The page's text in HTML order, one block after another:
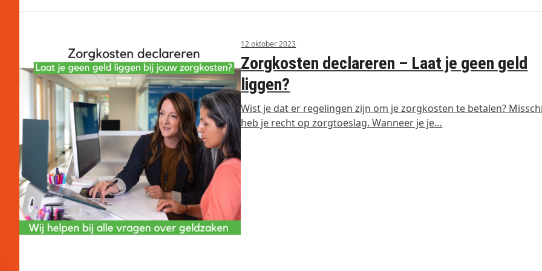
12 oktober 2023
Zorgkosten declareren – Laat je geen geld
liggen?
Wist je dat er regelingen zijn om je zorgkosten te betalen?
heb je recht op zorgtoeslag. Wanneer je je…